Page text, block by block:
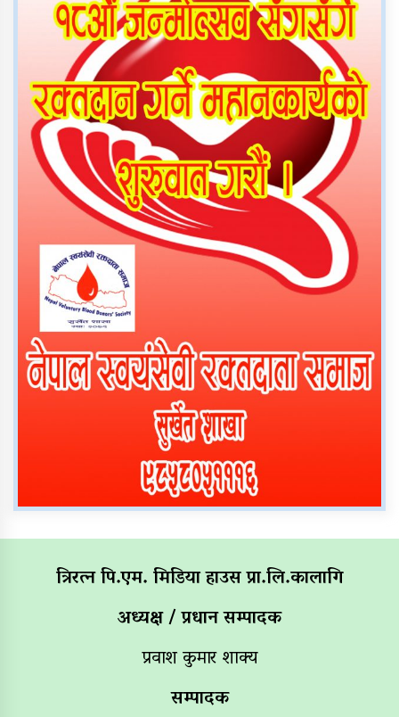
त्रिरत्न पि.एम. मिडिया हाउस प्रा.लि.कालागि
अध्यक्ष / प्रधान सम्पादक
प्रवाश कुमार शाक्य
सम्पादक